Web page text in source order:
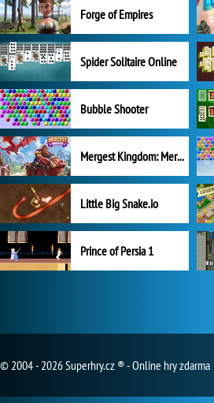
Forge of Empires
Spider Solitaire Online
Bubble Shooter
Mergest Kingdom: Merge Puzzle
Little Big Snake.io
Prince of Persia 1
© 2004 - 2026 Superhry.cz ® - Online hry zdarma